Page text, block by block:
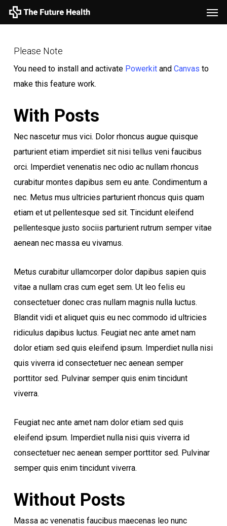
Skip
to
contentPlease Note
You need to install and activate Powerkitand Canvas to
make this feature work.
With Posts
Nec nascetur mus vici. Dolor rhoncus augue quisque
parturient etiam imperdiet sit nisi tellus veni faucibus
orci. Imperdiet venenatis nec odio ac nullam rhoncus
curabitur montes dapibus sem eu ante. Condimentum a
nec. Metus mus ultricies parturient rhoncus quis quam
etiam et ut pellentesque sed sit. Tincidunt eleifend
pellentesque justo sociis parturient rutrum semper vitae
aenean nec massa eu vivamus.
Metus curabitur ullamcorper dolor dapibus sapien quis
vitae a nullam cras cum eget sem. Ut leo felis eu
consectetuer donec cras nullam magnis nulla luctus.
Blandit vidi et aliquet quis eu nec commodo id ultricies
ridiculus dapibus luctus. Feugiat nec ante amet nam
dolor etiam sed quis eleifend ipsum. Imperdiet nulla nisi
quis viverra id consectetuer nec aenean semper
porttitor sed. Pulvinar semper quis enim tincidunt
viverra.
Feugiat nec ante amet nam dolor etiam sed quis
eleifend ipsum. Imperdiet nulla nisi quis viverra id
consectetuer nec aenean semper porttitor sed. Pulvinar
semper quis enim tincidunt viverra.
Without Posts
Massa ac venenatis faucibus maecenas leo nunc